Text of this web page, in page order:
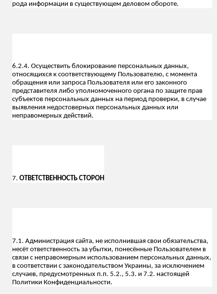
рода информации в существующем деловом обороте.
6.2.4. Осуществить блокирование персональных данных,
относящихся к соответствующему Пользователю, с момента
обращения или запроса Пользователя или его законного
представителя либо уполномоченного органа по защите прав
субъектов персональных данных на период проверки, в случае
выявления недостоверных персональных данных или
неправомерных действий.
7. ОТВЕТСТВЕННОСТЬ СТОРОН
7.1. Администрация сайта, не исполнившая свои обязательства,
несёт ответственность за убытки, понесённые Пользователем в
связи с неправомерным использованием персональных данных,
в соответствии с законодательством Украины, за исключением
случаев, предусмотренных п.п. 5.2., 5.3. и 7.2. настоящей
Политики Конфиденциальности.